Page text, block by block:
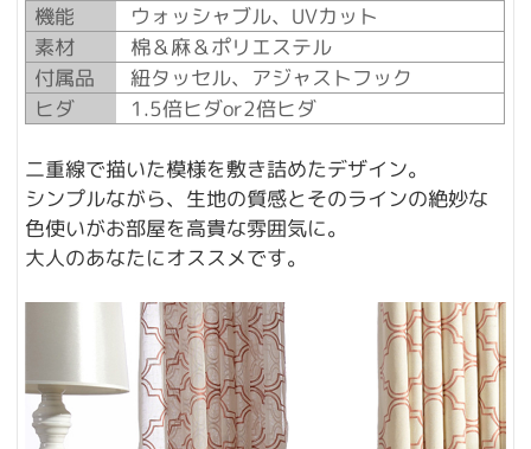
機能
ウォッシャブル、UVカット
素材
棉＆麻＆ポリエステル
付属品
紐タッセル、アジャストフック
ヒダ
1.5倍ヒダor2倍ヒダ
二重線で描いた模様を敷き詰めたデザイン。
シンプルながら、生地の質感とそのラインの絶妙な
色使いがお部屋を高貴な雰囲気に。
大人のあなたにオススメです。